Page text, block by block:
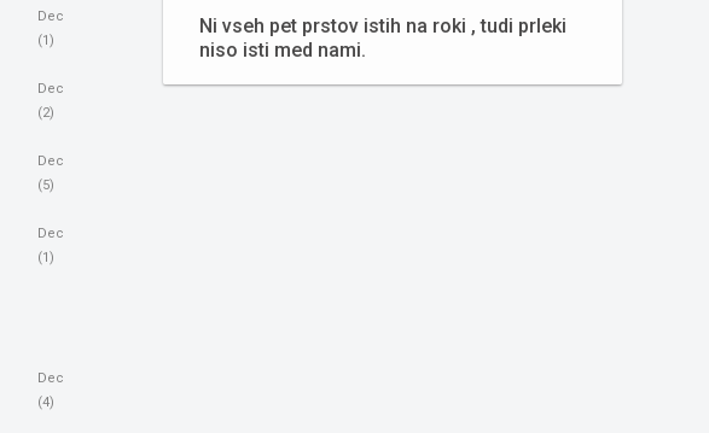
Dec
(1)
Dec
(2)
Dec
(5)
Dec
(1)
Dec
(4)
Ni vseh pet prstov istih na roki , tudi prleki
niso isti med nami.